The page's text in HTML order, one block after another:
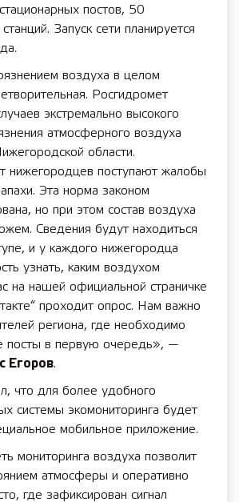
постов, 50
Запуск сети планируется
воздуха в целом
Росгидромет
экстремально высокого
атмосферного воздуха
области.
нижегородцев поступают жалобы
Эта норма законом
но при этом состав воздуха
Сведения будут находиться
и у каждого нижегородца
узнать, каким воздухом
на нашей официальной страничке
проходит опрос. Нам важно
региона, где необходимо
посты в первую очередь», —
Егоров.
что для более удобного
системы экомониторинга будет
мобильное приложение.
мониторинга воздуха позволит
атмосферы и оперативно
где зафиксирован сигнал